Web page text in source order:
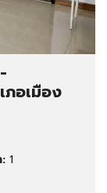
ภอเมือง
1